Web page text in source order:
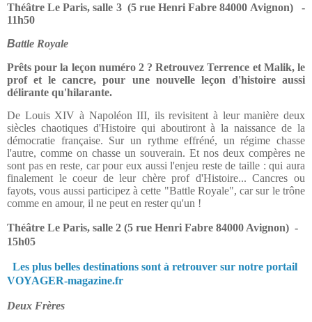
Théâtre Le Paris, salle 3 (5 rue Henri Fabre 84000 Avignon) -
11h50
Battle Royale
Prêts pour la leçon numéro 2 ? Retrouvez Terrence et Malik, le
prof et le cancre, pour une nouvelle leçon d'histoire aussi
délirante qu'hilarante.
De Louis XIV à Napoléon III, ils revisitent à leur manière deux
siècles chaotiques d'Histoire qui aboutiront à la naissance de la
démocratie française. Sur un rythme effréné, un régime chasse
l'autre, comme on chasse un souverain. Et nos deux compères ne
sont pas en reste, car pour eux aussi l'enjeu reste de taille : qui aura
finalement le coeur de leur chère prof d'Histoire... Cancres ou
fayots, vous aussi participez à cette "Battle Royale", car sur le trône
comme en amour, il ne peut en rester qu'un !
Théâtre Le Paris, salle 2 (5 rue Henri Fabre 84000 Avignon) -
15h05
Les plus belles destinations sont à retrouver sur notre portail
VOYAGER-magazine.fr
Deux Frères